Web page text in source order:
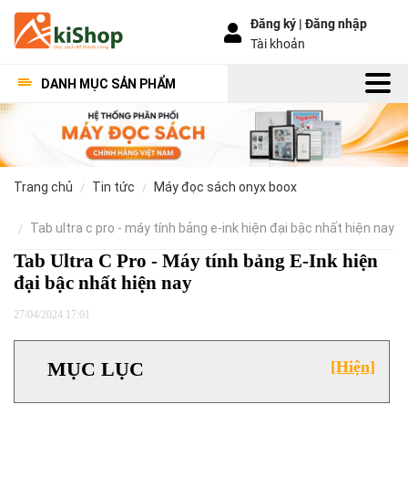
Đăng ký |Đăng nhập
Tài khoản
DANH MỤC SẢN PHẨM
trang chủ tin tức máy đọc sách onyx boox
tab ultra c pro - máy tính bảng e-ink hiện đại bậc nhất hiện nay
Tab Ultra C Pro - Máy tính bảng E-Ink hiện
đại bậc nhất hiện nay
27/04/2024 17:01
[Hiện]
MỤC LỤC